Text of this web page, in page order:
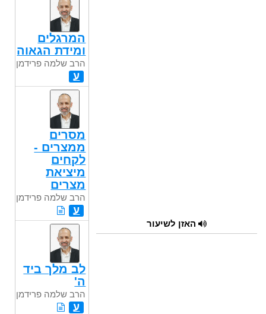
האזן לשיעור
פרידמן
המרגלים
ומידת הגאוה
הרב שלמה פרידמן
ע
מסרים
ממצרים -
לקחים
מיציאת
מצרים
הרב שלמה פרידמן
ע
לב מלך ביד
ה'
הרב שלמה פרידמן
ע